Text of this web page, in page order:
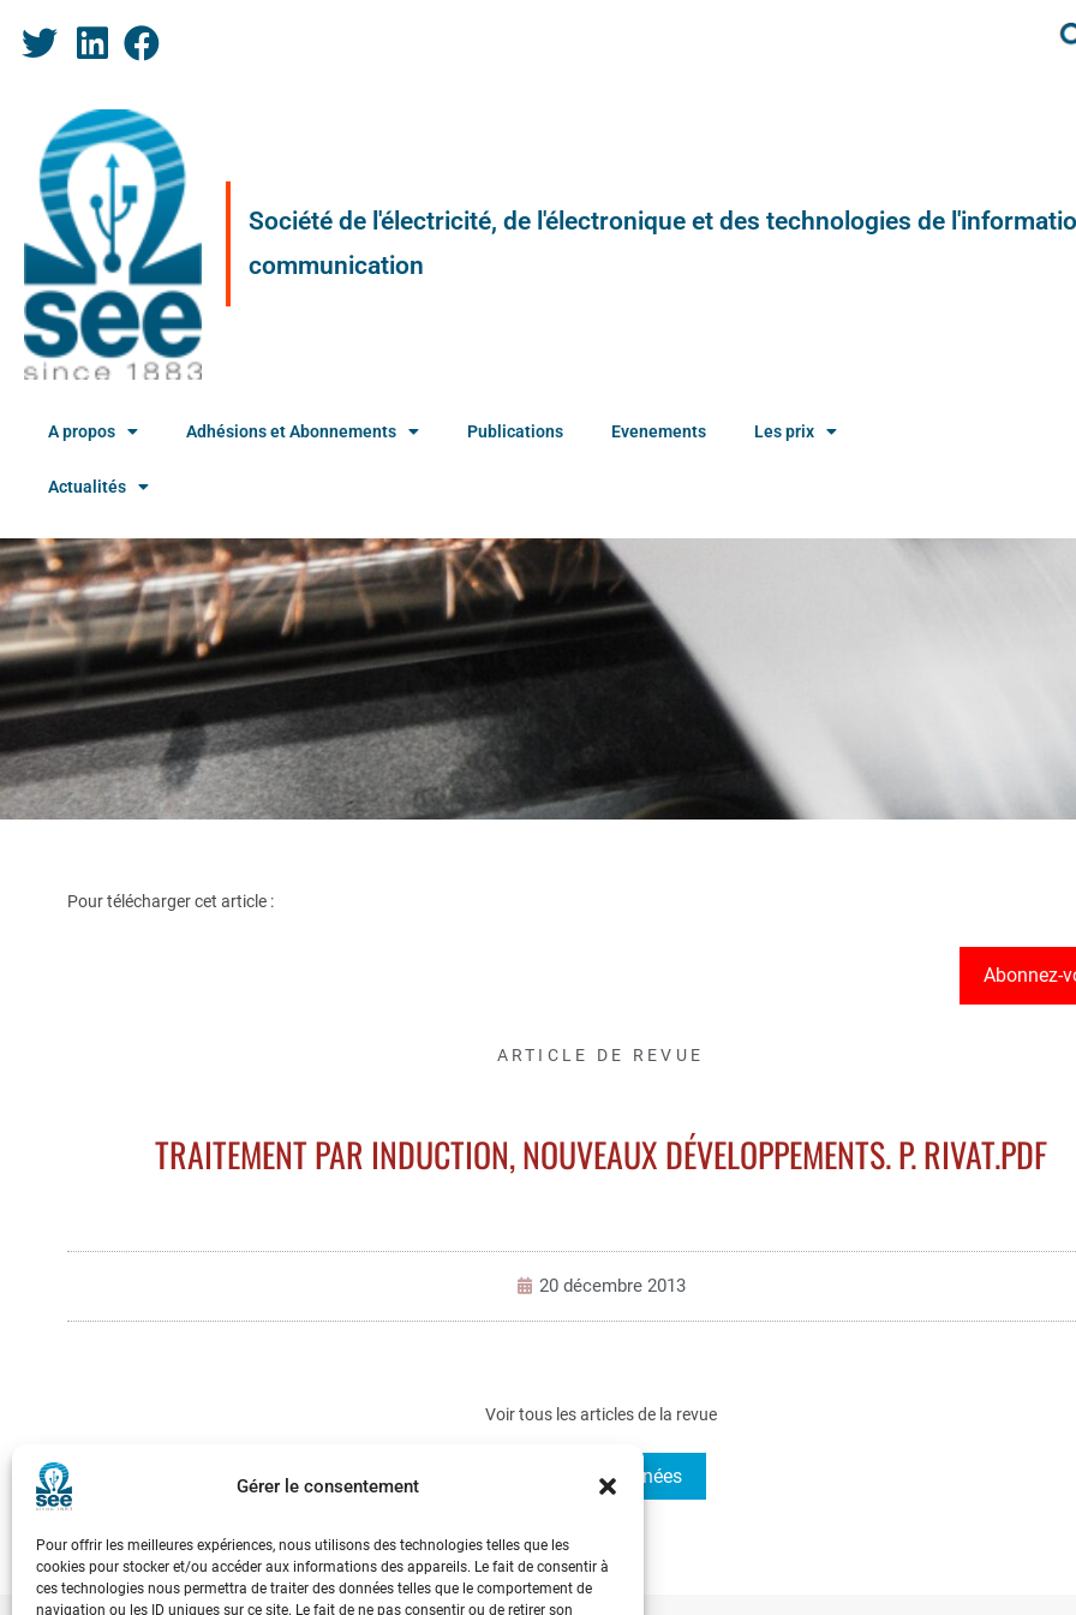
Gérer le consentement
Pour offrir les meilleures expériences, nous utilisons des technologies telles que les
cookies pour stocker et/ou accéder aux informations des appareils. Le fait de consentir à
ces technologies nous permettra de traiter des données telles que le comportement de
navigation ou les ID uniques sur ce site. Le fait de ne pas consentir ou de retirer son
Société de l'électricité, de l'électronique et des technologies de
communication
A propos Adhésions et Abonnements Publications Evenements Les prix
Actualités
Pour télécharger cet article :
Abonnez-
ARTICLE DE REVUE
TRAITEMENT PAR INDUCTION, NOUVEAUX DÉVELOPPEMENTS. P. RIVAT.PDF
20 décembre 2013
Voir tous les articles de la revue
3EI 2003- Journées